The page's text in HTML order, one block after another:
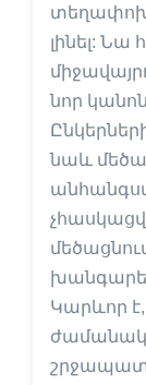
լինել: Նա
նոր
նաև
Կարևոր